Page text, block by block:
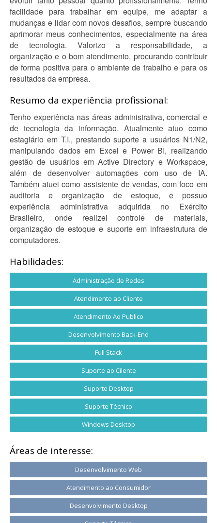
facilidade para trabalhar em equipe, me adaptar a
mudanças e lidar com novos desafios, sempre buscando
aprimorar meus conhecimentos, especialmente na área
de tecnologia. Valorizo a responsabilidade, a
organização e o bom atendimento, procurando contribuir
de forma positiva para o ambiente de trabalho e para os
resultados da empresa.
Resumo da experiência profissional:
Tenho experiência nas áreas administrativa, comercial e
de tecnologia da informação. Atualmente atuo como
estagiário em T.I., prestando suporte a usuários N1/N2,
manipulando dados em Excel e Power BI, realizando
gestão de usuários em Active Directory e Workspace,
além de desenvolver automações com uso de IA.
Também atuei como assistente de vendas, com foco em
auditoria e organização de estoque, e possuo
experiência administrativa adquirida no Exército
Brasileiro, onde realizei controle de materiais,
organização de estoque e suporte em infraestrutura de
computadores.
Habilidades:
Administração de Redes
Atendimento ao Cliente
Atendimento Ao Publico
Desenvolvimento Back-End
Full Stack
Suporte ao Cilente
Suporte Desktop
Suporte Técnico
Windows Desktop
Áreas de interesse:
Desenvolvimento Web
Atendimento ao Consumidor
Desenvolvimento Desktop